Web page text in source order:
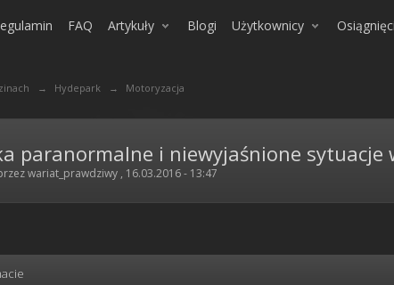
FAQ Artykuły Blogi Użytkownicy
→ Hydepark → Motoryzacja
paranormalne i niewyjaśnione sytuacje
wariat_prawdziwy , 16.03.2016 - 13:47